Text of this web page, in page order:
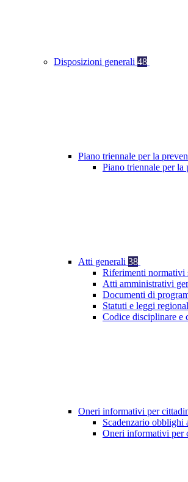
Disposizioni generali 48
Piano triennale per la
Piano triennale per la
Atti generali 38
Riferimenti normativi
Atti amministrativi
Documenti di
Statuti e leggi
Codice disciplinare e
Oneri informativi per
Scadenzario obblighi
Oneri informativi per